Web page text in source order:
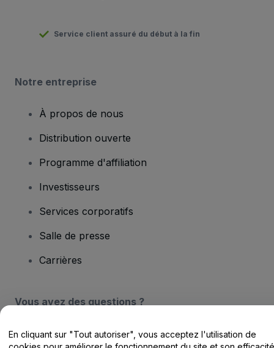
Service client assuré du début à la fin
Notre entreprise
À propos de nous
Distribution ouverte
Programme d'affiliation
Investisseurs
Services corporatifs
Salle de presse
Carrières
Vous avez des questions ?
Centre d'assistance / Nous contacter
En cliquant sur "Tout autoriser", vous acceptez l'utilisation de